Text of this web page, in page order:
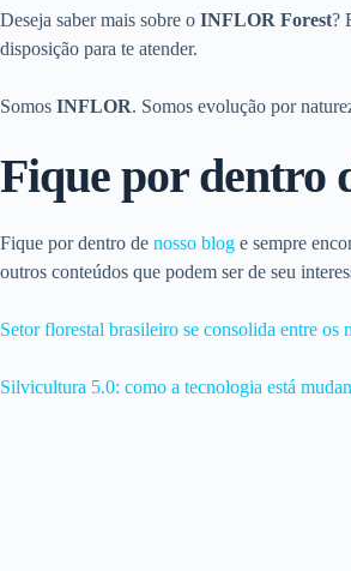
Deseja saber mais sobre o INFLOR Forest?
disposição para te atender.
Somos INFLOR. Somos evolução por
Fique por dentro
Fique por dentro de nosso blog e sempre
outros conteúdos que podem ser de seu
Setor florestal brasileiro se consolida entre os
Silvicultura 5.0: como a tecnologia está